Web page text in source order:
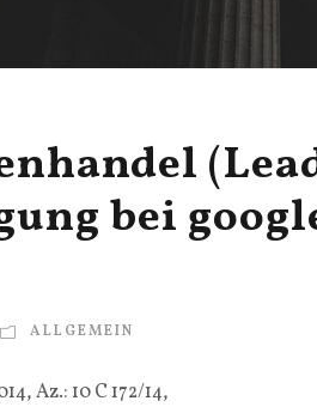
bei
ALLGEMEIN
Az.: 10 C 172/14,